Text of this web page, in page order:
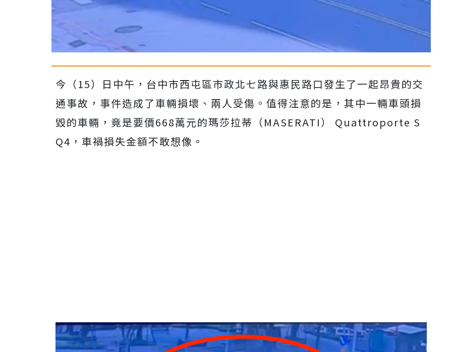
今（15）日中午，台中市西屯區市政北七路與惠民路口發生了一起昂貴的交
通事故，事件造成了車輛損壞、兩人受傷。值得注意的是，其中一輛車頭損
毀的車輛，竟是要價668萬元的瑪莎拉蒂（MASERATI） Quattroporte S
Q4，車禍損失金額不敢想像。